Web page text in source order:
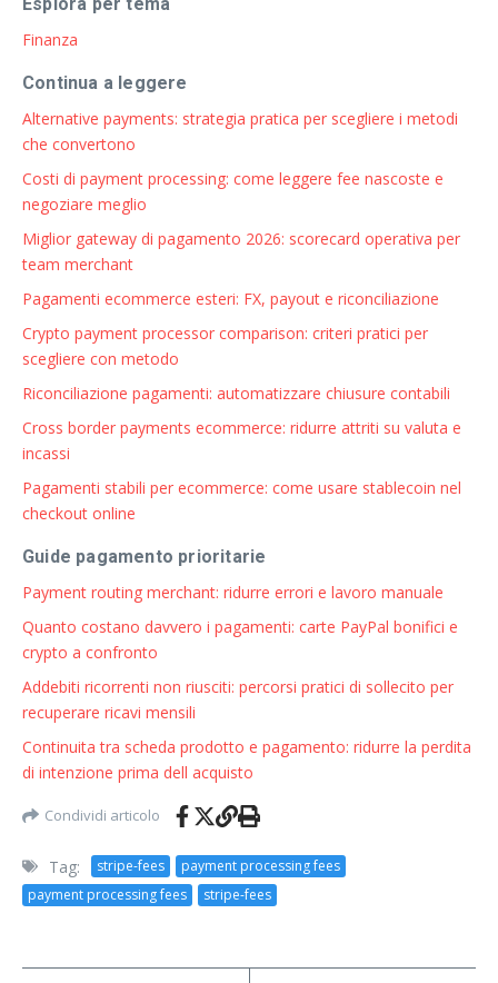
Finanza
Continua a leggere
Alternative payments: strategia pratica per scegliere i metodi
che convertono
Costi di payment processing: come leggere fee nascoste e
negoziare meglio
Miglior gateway di pagamento 2026: scorecard operativa per
team merchant
Pagamenti ecommerce esteri: FX, payout e riconciliazione
Crypto payment processor comparison: criteri pratici per
scegliere con metodo
Riconciliazione pagamenti: automatizzare chiusure contabili
Cross border payments ecommerce: ridurre attriti su valuta e
incassi
Pagamenti stabili per ecommerce: come usare stablecoin nel
checkout online
Guide pagamento prioritarie
Payment routing merchant: ridurre errori e lavoro manuale
Quanto costano davvero i pagamenti: carte PayPal bonifici e
crypto a confronto
Addebiti ricorrenti non riusciti: percorsi pratici di sollecito per
recuperare ricavi mensili
Continuita tra scheda prodotto e pagamento: ridurre la perdita
di intenzione prima dell acquisto
Condividi articolo
Tag: stripe-fees
payment processing fees
payment processing fees
stripe-fees